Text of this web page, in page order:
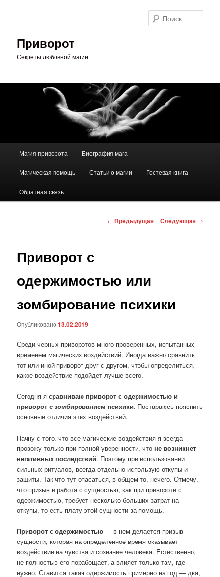
Приворот
Секреты любовной магии
Магия приворота Биография мага
Магическая помощь Статьи о магии Гостевая книга
Обратная связь
Навигация
← Предыдущая Следующая →
Приворот с
одержимостью или
зомбирование психики
Опубликовано13.02.2019
Среди черных приворотов много проверенных, испытанных
временем магических воздействий. Иногда важно сравнить
тот или иной приворот друг с другом, чтобы определиться,
какое воздействие подойдет лучше всего.
Сегодня ясравниваю приворот с одержимостью и
приворот с зомбированием психики. Постараюсь пояснить
основные отличия этих воздействий.
Начну с того, что все магические воздействия я всегда
провожу только при полной уверенности, что не возникнет
негативных последствий. Поэтому при использовании
сильных ритуалов, всегда отдельно использую откупы и
защиты. Так что тут опасаться, в общем-то, нечего. Отмечу,
что призыв и работа с сущностью, как при привороте с
одержимостью, требует несколько больших затрат на
откупы, то есть плату этой сущности за помощь.
Приворот с одержимостью — в нем делается призыв
сущности, которая на определенное время оказывает
воздействие на чувства и сознание человека. Естественно,
не полностью его порабощает, а влияет только там, где
нужно. Ставится такая одержимость примерно на год — два,